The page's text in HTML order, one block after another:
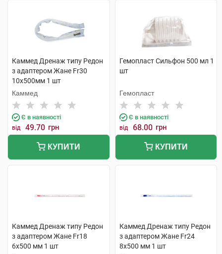
Каммед Дренаж типу Редон
з адаптером Жане Fr30
10x500мм 1 шт
Каммед
Є в наявності
від 49.70 грн
КУПИТИ
Гемопласт Сильфон 500 мл 1
шт
Гемопласт
Є в наявності
від 68.00 грн
КУПИТИ
Каммед Дренаж типу Редон
з адаптером Жане Fr18
6х500 мм 1 шт
Каммед Дренаж типу Редон
з адаптером Жане Fr24
8х500 мм 1 шт